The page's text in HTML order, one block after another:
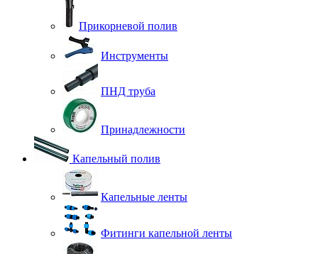
Прикорневой полив
Инструменты
ПНД труба
Принадлежности
Капельный полив
Капельные ленты
Фитинги капельной ленты